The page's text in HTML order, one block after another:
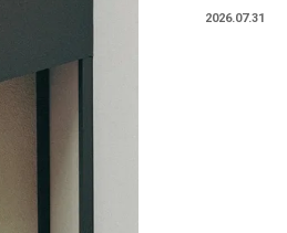
T」が横浜に。
2026.07.31